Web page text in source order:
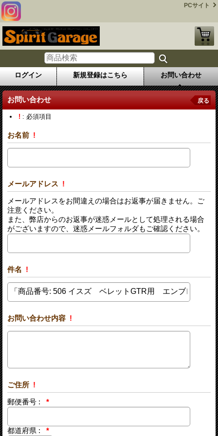
PCサイト
ログイン 新規登録はこちら お問い合わせ
お問い合わせ 戻る
! : 必須項目
お名前 !
メールアドレス !
メールアドレスをお間違えの場合はお返事が届きません。ご
注意ください。
また、弊店からのお返事が迷惑メールとして処理される場合
がございますので、迷惑メールフォルダもご確認ください。
件名 !
お問い合わせ内容 !
ご住所 !
郵便番号 : *
都道府県 : *